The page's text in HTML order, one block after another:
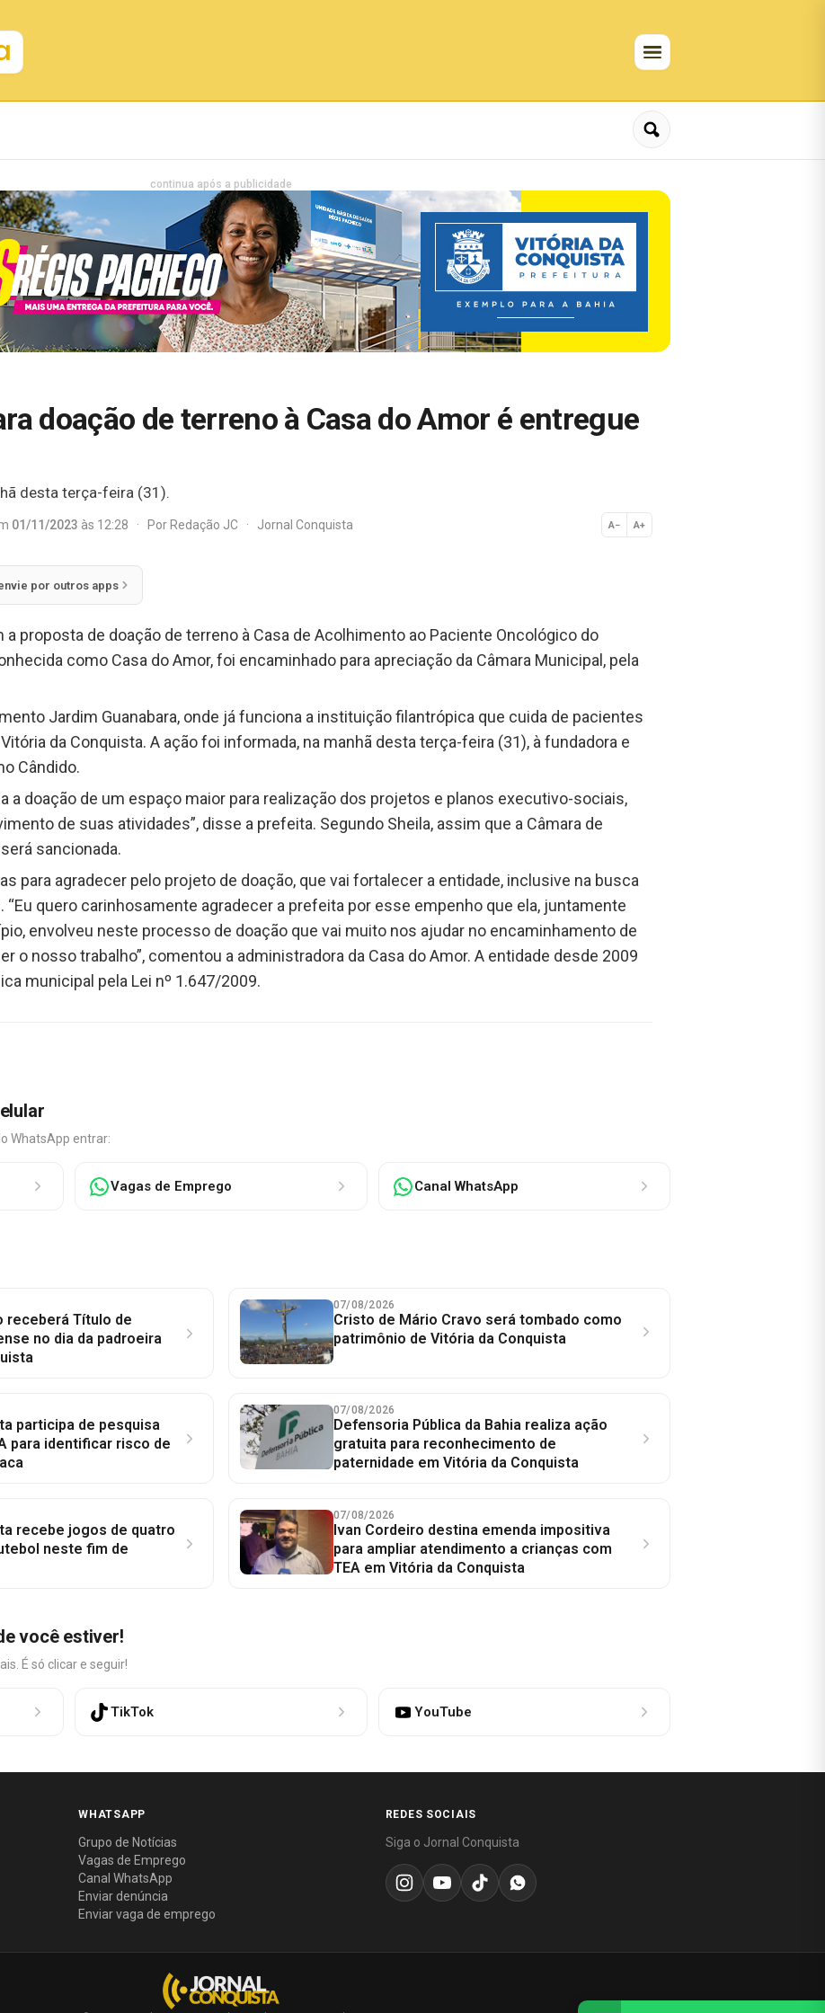
continua após a publicidade
doação de terreno à Casa do Amor é entregue
desta terça-feira (31).
01/11/2023 às 12:28 · PorRedação JC · Jornal Conquista A− A+
Normal
por outros apps
a proposta de doação de terreno à Casa de Acolhimento ao Paciente Oncológico do
como Casa do Amor, foi encaminhado para apreciação da Câmara Municipal, pela
Jardim Guanabara, onde já funciona a instituição filantrópica que cuida de pacientes
da Conquista. A ação foi informada, na manhã desta terça-feira (31), à fundadora e
Cândido.
a doação de um espaço maior para realização dos projetos e planos executivo-sociais,
de suas atividades”, disse a prefeita. Segundo Sheila, assim que a Câmara de
sancionada.
para agradecer pelo projeto de doação, que vai fortalecer a entidade, inclusive na busca
quero carinhosamente agradecer a prefeita por esse empenho que ela, juntamente
envolveu neste processo de doação que vai muito nos ajudar no encaminhamento de
o nosso trabalho”, comentou a administradora da Casa do Amor. A entidade desde 2009
municipal pela Lei nº 1.647/2009.
WhatsApp entrar:
Vagas de Emprego Canal WhatsApp
receberá Título de
no dia da padroeira
07/08/2026
Cristo de Mário Cravo será tombado como
patrimônio de Vitória da Conquista
participa de pesquisa
para identificar risco de
07/08/2026
Defensoria Pública da Bahia realiza ação
gratuita para reconhecimento de
paternidade em Vitória da Conquista
recebe jogos de quatro
neste fim de
07/08/2026
Ivan Cordeiro destina emenda impositiva
para ampliar atendimento a crianças com
TEA em Vitória da Conquista
você estiver!
É só clicar e seguir!
TikTok YouTube
WHATSAPP
Grupo de Notícias
Vagas de Emprego
Canal WhatsApp
Enviar denúncia
Enviar vaga de emprego
REDES SOCIAIS
Siga o Jornal Conquista